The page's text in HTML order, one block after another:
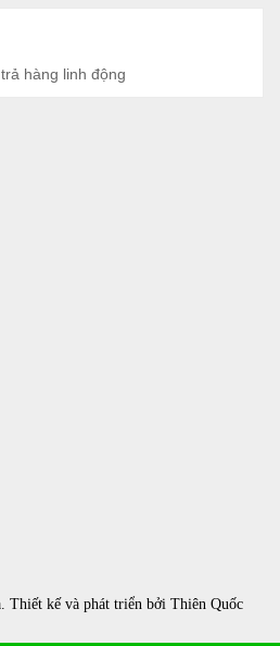
hàng linh động
. Thiết kế và phát triển bởi Thiên Quốc